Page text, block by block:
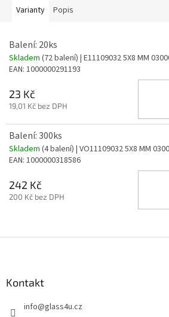
Varianty Popis
Balení: 20ks
Skladem (72 balení) | E11109032 5X8 MM
EAN: 1000000291193
23 Kč
19,01 Kč bez DPH
Balení: 300ks
Skladem (4 balení) | VO11109032 5X8 MM
EAN: 1000000318586
242 Kč
200 Kč bez DPH
Kontakt
info@glass4u.cz